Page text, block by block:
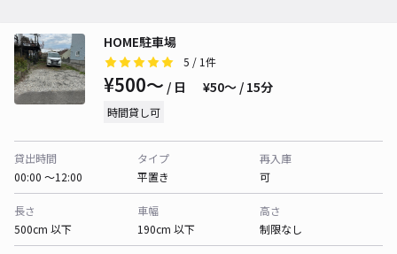
HOME駐車場
5 / 1件
¥500〜 / 日 ¥50〜 / 15分
時間貸し可
貸出時間
00:00 〜12:00
タイプ
平置き
再入庫
可
長さ
500cm 以下
車幅
190cm 以下
高さ
制限なし